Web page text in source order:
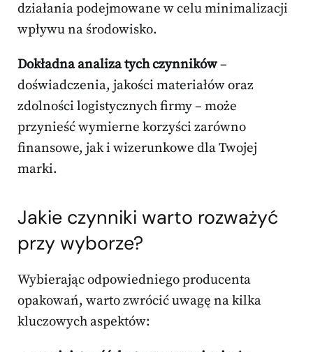
działania podejmowane w celu minimalizacji
wpływu na środowisko.
Dokładna analiza tych czynników–
doświadczenia, jakości materiałów oraz
zdolności logistycznych firmy – może
przynieść wymierne korzyści zarówno
finansowe, jak i wizerunkowe dla Twojej
marki.
Jakie czynniki warto rozważyć
przy wyborze?
Wybierając odpowiedniego producenta
opakowań, warto zwrócić uwagę na kilka
kluczowych aspektów: